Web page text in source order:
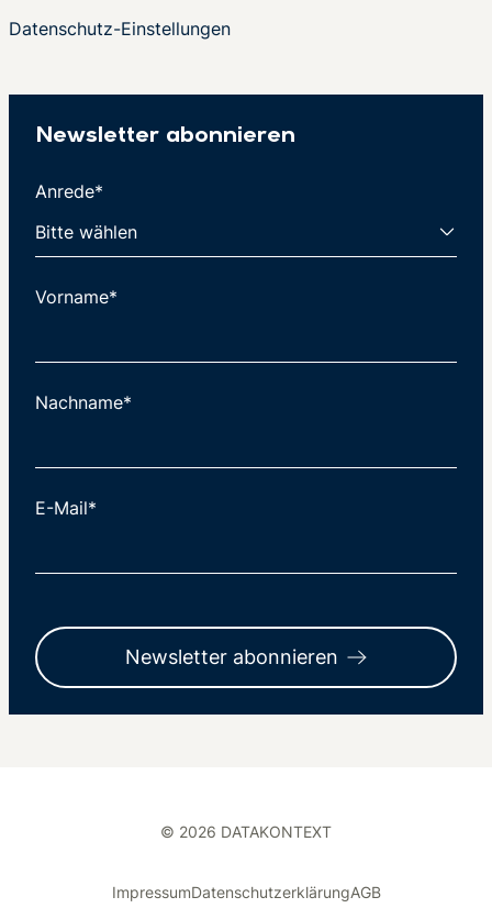
Datenschutz-Einstellungen
Newsletter abonnieren
Anrede*
Vorname*
Nachname*
E-Mail*
Newsletter abonnieren
© 2026 DATAKONTEXT
ImpressumDatenschutzerklärungAGB